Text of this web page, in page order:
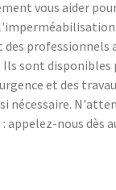
vous aider
des professionnels
sont disponibles
et des
nécessaire.
appelez-nous dès